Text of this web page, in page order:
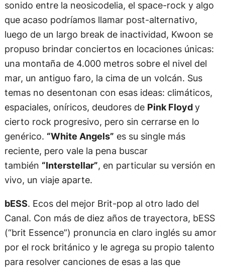
sonido entre la neosicodelia, el space-rock y algo
que acaso podríamos llamar post-alternativo,
luego de un largo break de inactividad, Kwoon se
propuso brindar conciertos en locaciones únicas:
una montaña de 4.000 metros sobre el nivel del
mar, un antiguo faro, la cima de un volcán. Sus
temas no desentonan con esas ideas: climáticos,
espaciales, oníricos, deudores de Pink Floydy
cierto rock progresivo, pero sin cerrarse en lo
genérico. “White Angels” es su single más
reciente, pero vale la pena buscar
también “Interstellar”, en particular su versión en
vivo, un viaje aparte.
bESS. Ecos del mejor Brit-pop al otro lado del
Canal. Con más de diez años de trayectora, bESS
(“brit Essence”) pronuncia en claro inglés su amor
por el rock británico y le agrega su propio talento
para resolver canciones de esas a las que